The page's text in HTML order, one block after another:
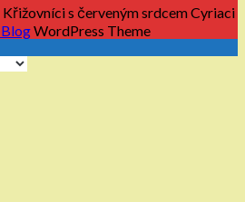
s červeným srdcem Cyriaci
WordPress Theme